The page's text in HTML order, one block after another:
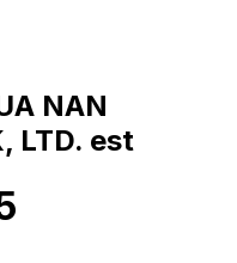
NAN
LTD. est